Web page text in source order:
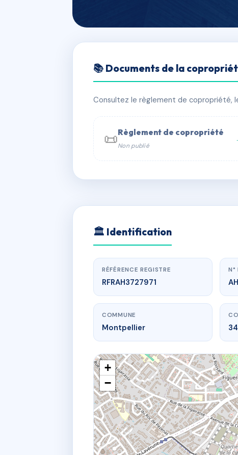
IMMEUBLE 7T
📍 7T r rigaud 34000 Montpellier
📞 Contacter Syndic Digital 💬
📚 Documents de la
Consultez le règlement de copropriété,
📜Règlement de copropriété
Non publié
IMMEUBLE
7T r
🏛 Identification
RÉFÉRENCE REGISTRE
RFRAH3727971
N°
COMMUNE
Montpellier
+
−